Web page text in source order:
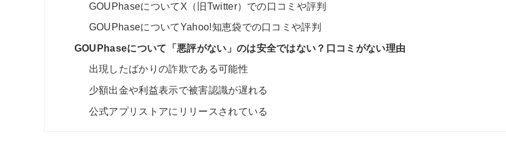
GOUPhaseについてX（旧Twitter）での口コミや評判
GOUPhaseについてYahoo!知恵袋での口コミや評判
GOUPhaseについて「悪評がない」のは安全ではない？口コミがない理由
出現したばかりの詐欺である可能性
少額出金や利益表示で被害認識が遅れる
公式アプリストアにリリースされている